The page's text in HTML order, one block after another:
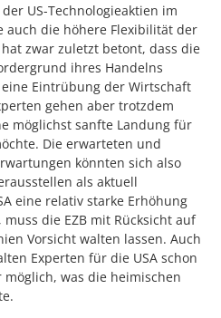
US-Technologieaktien im
auch die höhere Flexibilität der
zwar zuletzt betont, dass die
ihres Handelns
Eintrübung der Wirtschaft
gehen aber trotzdem
möglichst sanfte Landung für
Die erwarteten und
könnten sich also
als aktuell
eine relativ starke Erhöhung
die EZB mit Rücksicht auf
Vorsicht walten lassen. Auch
Experten für die USA schon
was die heimischen